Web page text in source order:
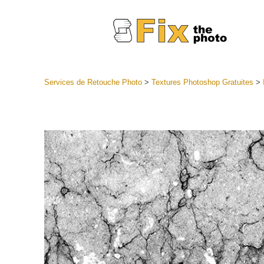
Services
Collecte
Services de Retouche Photo> Textures Photoshop Gratuites >